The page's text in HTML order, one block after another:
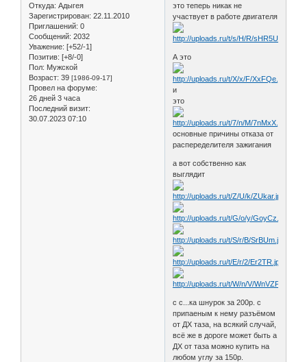
Откуда: Адыгея
Зарегистрирован: 22.11.2010
Приглашений: 0
Сообщений: 2032
Уважение: [+52/-1]
Позитив: [+8/-0]
Пол: Мужской
Возраст: 39 [1986-09-17]
Провел на форуме:
26 дней 3 часа
Последний визит:
30.07.2023 07:10
это теперь никак не
участвует в работе двигателя
А это
и
это
основные причины отказа от
распеределителя зажигания
а вот собственно как
выглядит
с с...ка шнурок за 200р. с
припаеным к нему разъёмом
от ДХ таза, на всякий случай,
всё же в дороге может быть а
ДХ от таза можно купить на
любом углу за 150р.